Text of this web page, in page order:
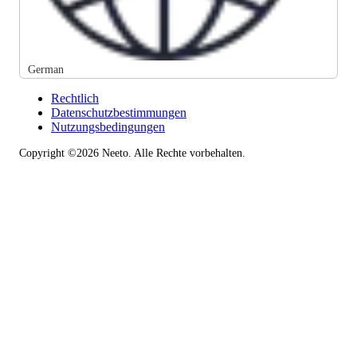
German
Rechtlich
Datenschutzbestimmungen
Nutzungsbedingungen
Copyright ©2026 Neeto. Alle Rechte vorbehalten.